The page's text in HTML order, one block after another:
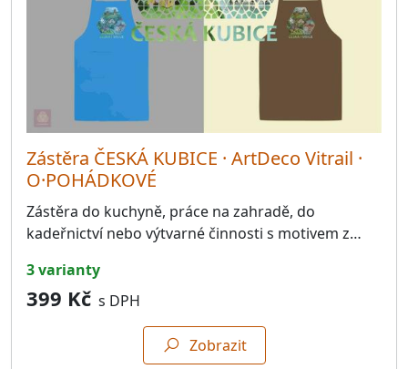
Zástěra ČESKÁ KUBICE · ArtDeco Vitrail ·
O·POHÁDKOVÉ
Zástěra do kuchyně, práce na zahradě, do
kadeřnictví nebo výtvarné činnosti s motivem z…
3 varianty
399 Kč s DPH
Zobrazit